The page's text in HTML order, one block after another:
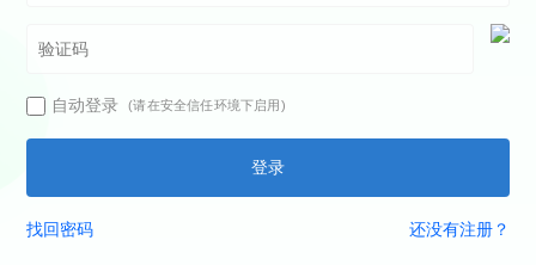
自动登录 (请在安全信任环境下启用)
登录
找回密码 还没有注册？